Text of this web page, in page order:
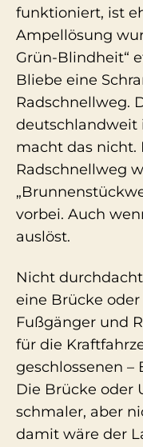
funktioniert, ist
Ampellösung
Grün-Blindheit“
Bliebe eine
Radschnellweg.
deutschlandweit
macht das nicht.
Radschnellweg
vorbei. Auch
auslöst.
Nicht
eine Brücke
Fußgänger und
für die
geschlossenen –
Die Brücke oder
schmaler, aber
damit wäre der